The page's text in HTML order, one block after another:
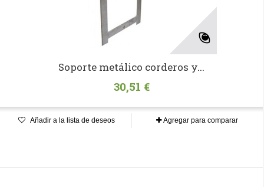
Soporte metálico corderos y...
30,51 €
Añadir a la lista de deseos Agregar para comparar